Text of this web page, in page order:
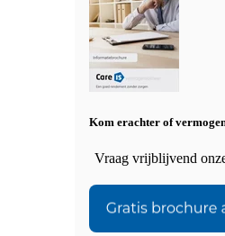
Kom erachter of
Vraag vrijblijvend